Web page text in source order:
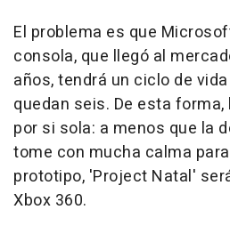
El problema es que
consola, que llegó al
años, tendrá un ciclo de
quedan seis. De esta
por si sola: a menos que la
tome con mucha calma
prototipo, 'Project Natal'
Xbox 360.